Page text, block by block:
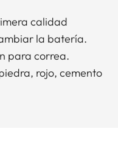
calidad
la batería.
para correa.
rojo, cemento